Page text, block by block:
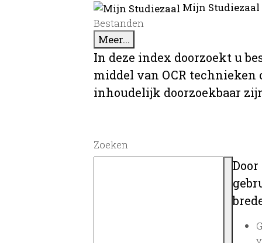
Mijn
Bestanden
Meer...
In deze index doorzoekt u
middel van OCR
inhoudelijk doorzoekbaar
Zoeken